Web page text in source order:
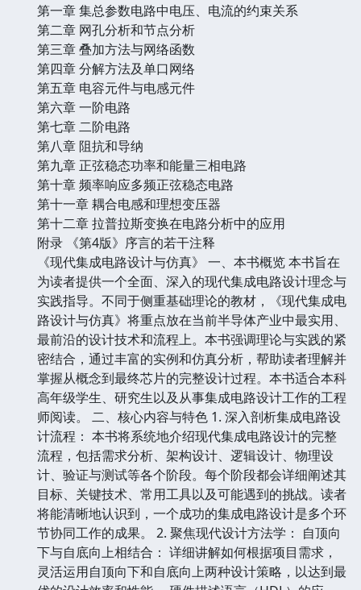
第一章 集总参数电路中电压、电流的约束关系
第二章 网孔分析和节点分析
第三章 叠加方法与网络函数
第四章 分解方法及单口网络
第五章 电容元件与电感元件
第六章 一阶电路
第七章 二阶电路
第八章 阻抗和导纳
第九章 正弦稳态功率和能量三相电路
第十章 频率响应多频正弦稳态电路
第十一章 耦合电感和理想变压器
第十二章 拉普拉斯变换在电路分析中的应用
附录 《第4版》序言的若干注释
《现代集成电路设计与仿真》 一、本书概览 本书旨在
为读者提供一个全面、深入的现代集成电路设计理念与
实践指导。不同于侧重基础理论的教材，《现代集成电
路设计与仿真》将重点放在当前半导体产业中最实用、
最前沿的设计技术和流程上。本书强调理论与实践的紧
密结合，通过丰富的实例和仿真分析，帮助读者理解并
掌握从概念到最终芯片的完整设计过程。本书适合本科
高年级学生、研究生以及从事集成电路设计工作的工程
师阅读。 二、核心内容与特色 1. 深入剖析集成电路设
计流程： 本书将系统地介绍现代集成电路设计的完整
流程，包括需求分析、架构设计、逻辑设计、物理设
计、验证与测试等各个阶段。每个阶段都会详细阐述其
目标、关键技术、常用工具以及可能遇到的挑战。读者
将能清晰地认识到，一个成功的集成电路设计是多个环
节协同工作的成果。 2. 聚焦现代设计方法学： 自顶向
下与自底向上相结合： 详细讲解如何根据项目需求，
灵活运用自顶向下和自底向上两种设计策略，以达到最